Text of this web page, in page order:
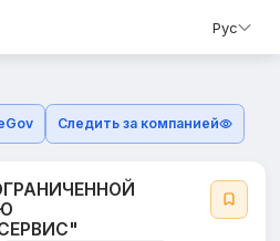
Рус
Следить за компанией